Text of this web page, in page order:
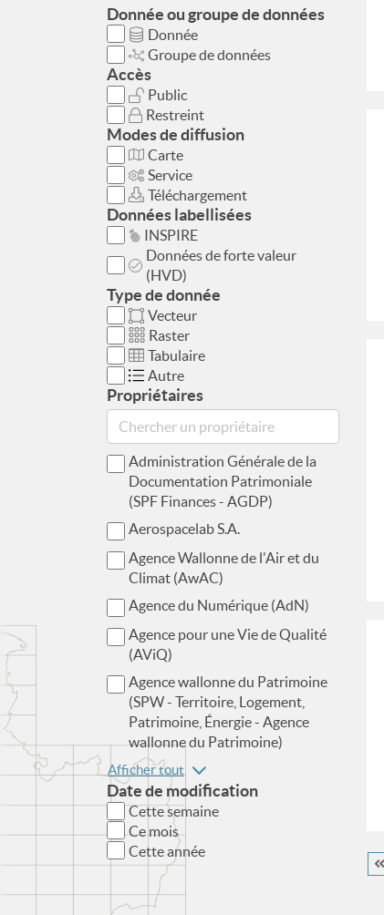
Donnée ou groupe de données
Donnée
Groupe de données
Accès
Public
Restreint
Modes de diffusion
Carte
Service
Téléchargement
Données labellisées
INSPIRE
Données de forte valeur
(HVD)
Type de donnée
Vecteur
Raster
Tabulaire
Autre
Propriétaires
Administration Générale de la
Documentation Patrimoniale
(SPF Finances - AGDP)
Aerospacelab S.A.
Agence Wallonne de l'Air et du
Climat (AwAC)
Agence du Numérique (AdN)
Agence pour une Vie de Qualité
(AViQ)
Agence wallonne du Patrimoine
(SPW - Territoire, Logement,
Patrimoine, Énergie - Agence
wallonne du Patrimoine)
Afficher tout
Date de modification
Cette semaine
Ce mois
Cette année